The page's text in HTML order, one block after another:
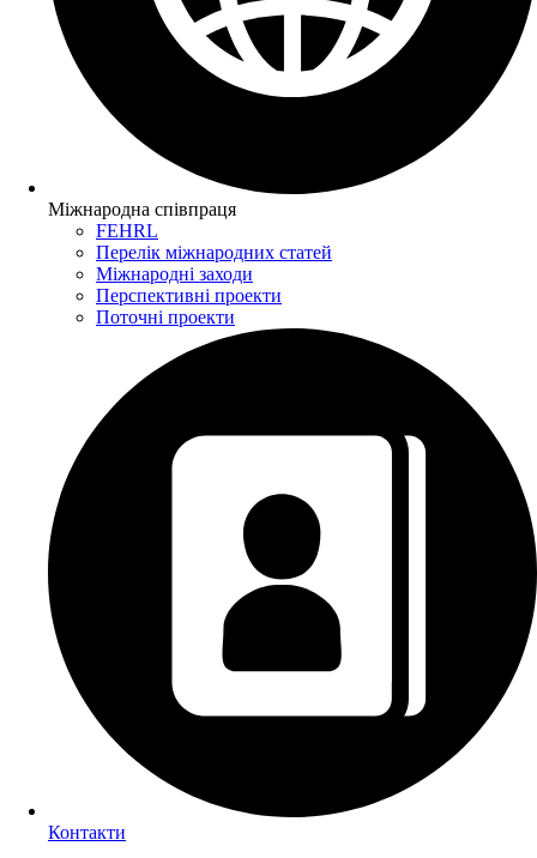
Міжнародна співпраця
FEHRL
Перелік міжнародних статей
Міжнародні заходи
Перспективні проекти
Поточні проекти
Контакти